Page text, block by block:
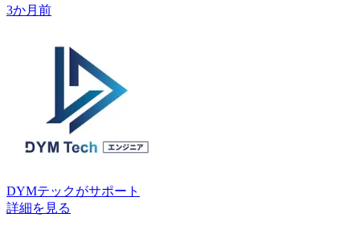
3か月前
DYMテックがサポート
詳細を見る